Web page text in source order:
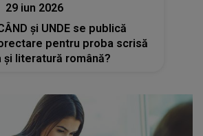
29 iun 2026
și UNDE se publică
pentru proba scrisă
și literatură română?